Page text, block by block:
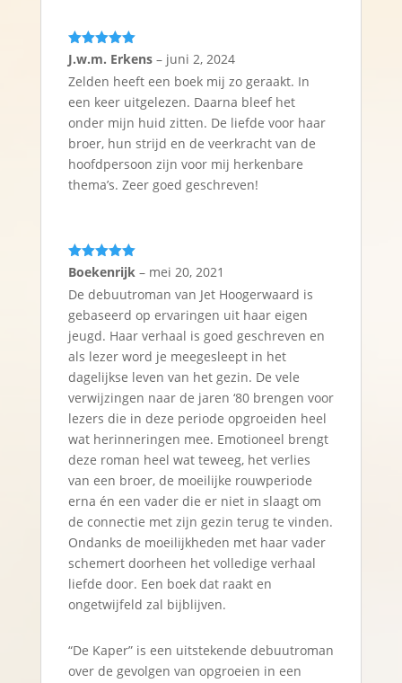
Gewaardeerd
5uit 5
J.w.m. Erkens – juni 2, 2024
Zelden heeft een boek mij zo geraakt. In
een keer uitgelezen. Daarna bleef het
onder mijn huid zitten. De liefde voor haar
broer, hun strijd en de veerkracht van de
hoofdpersoon zijn voor mij herkenbare
thema’s. Zeer goed geschreven!
Gewaardeerd
5uit 5
Boekenrijk – mei 20, 2021
De debuutroman van Jet Hoogerwaard is
gebaseerd op ervaringen uit haar eigen
jeugd. Haar verhaal is goed geschreven en
als lezer word je meegesleept in het
dagelijkse leven van het gezin. De vele
verwijzingen naar de jaren ‘80 brengen voor
lezers die in deze periode opgroeiden heel
wat herinneringen mee. Emotioneel brengt
deze roman heel wat teweeg, het verlies
van een broer, de moeilijke rouwperiode
erna én een vader die er niet in slaagt om
de connectie met zijn gezin terug te vinden.
Ondanks de moeilijkheden met haar vader
schemert doorheen het volledige verhaal
liefde door. Een boek dat raakt en
ongetwijfeld zal bijblijven.
“De Kaper” is een uitstekende debuutroman
over de gevolgen van opgroeien in een